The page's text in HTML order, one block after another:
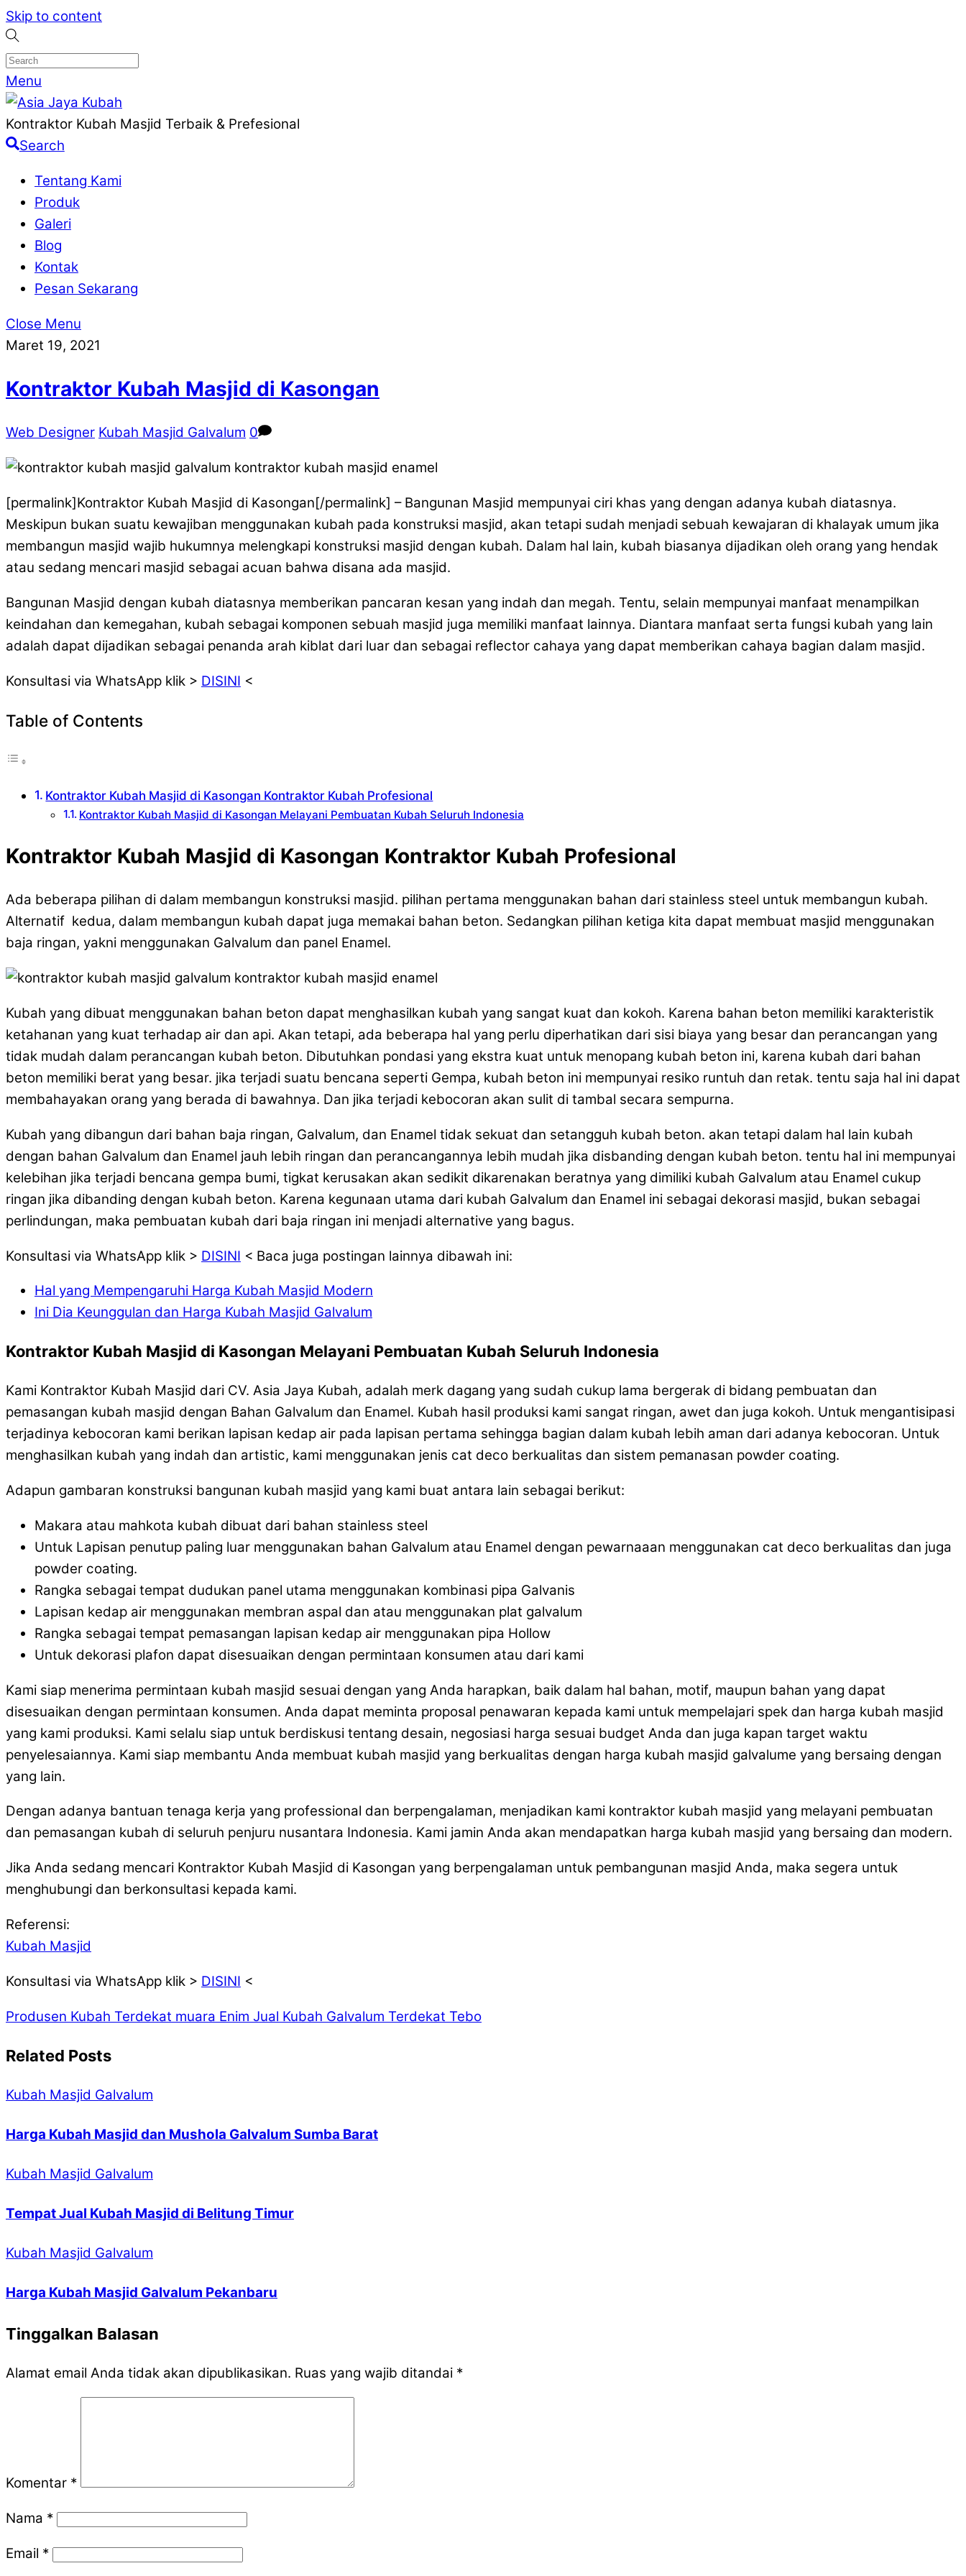
Skip to content
Menu
Kontraktor Kubah Masjid Terbaik & Prefesional
Search
Tentang Kami
Produk
Galeri
Blog
Kontak
Pesan Sekarang
Close Menu
Maret 19, 2021
Kontraktor Kubah Masjid di Kasongan
Web Designer Kubah Masjid Galvalum 0
[permalink]Kontraktor Kubah Masjid di Kasongan[/permalink] – Bangunan Masjid mempunyai ciri khas yang dengan adanya kubah diatasnya.
Meskipun bukan suatu kewajiban menggunakan kubah pada konstruksi masjid, akan tetapi sudah menjadi sebuah kewajaran di khalayak umum jika
membangun masjid wajib hukumnya melengkapi konstruksi masjid dengan kubah. Dalam hal lain, kubah biasanya dijadikan oleh orang yang hendak
atau sedang mencari masjid sebagai acuan bahwa disana ada masjid.
Bangunan Masjid dengan kubah diatasnya memberikan pancaran kesan yang indah dan megah. Tentu, selain mempunyai manfaat menampilkan
keindahan dan kemegahan, kubah sebagai komponen sebuah masjid juga memiliki manfaat lainnya. Diantara manfaat serta fungsi kubah yang lain
adalah dapat dijadikan sebagai penanda arah kiblat dari luar dan sebagai reflector cahaya yang dapat memberikan cahaya bagian dalam masjid.
Konsultasi via WhatsApp klik > DISINI <
Table of Contents
Kontraktor Kubah Masjid di Kasongan Kontraktor Kubah Profesional
Kontraktor Kubah Masjid di Kasongan Melayani Pembuatan Kubah Seluruh Indonesia
Kontraktor Kubah Masjid di Kasongan Kontraktor Kubah Profesional
Ada beberapa pilihan di dalam membangun konstruksi masjid. pilihan pertama menggunakan bahan dari stainless steel untuk membangun kubah.
Alternatif kedua, dalam membangun kubah dapat juga memakai bahan beton. Sedangkan pilihan ketiga kita dapat membuat masjid menggunakan
baja ringan, yakni menggunakan Galvalum dan panel Enamel.
Kubah yang dibuat menggunakan bahan beton dapat menghasilkan kubah yang sangat kuat dan kokoh. Karena bahan beton memiliki karakteristik
ketahanan yang kuat terhadap air dan api. Akan tetapi, ada beberapa hal yang perlu diperhatikan dari sisi biaya yang besar dan perancangan yang
tidak mudah dalam perancangan kubah beton. Dibutuhkan pondasi yang ekstra kuat untuk menopang kubah beton ini, karena kubah dari bahan
beton memiliki berat yang besar. jika terjadi suatu bencana seperti Gempa, kubah beton ini mempunyai resiko runtuh dan retak. tentu saja hal ini dapat
membahayakan orang yang berada di bawahnya. Dan jika terjadi kebocoran akan sulit di tambal secara sempurna.
Kubah yang dibangun dari bahan baja ringan, Galvalum, dan Enamel tidak sekuat dan setangguh kubah beton. akan tetapi dalam hal lain kubah
dengan bahan Galvalum dan Enamel jauh lebih ringan dan perancangannya lebih mudah jika disbanding dengan kubah beton. tentu hal ini mempunyai
kelebihan jika terjadi bencana gempa bumi, tigkat kerusakan akan sedikit dikarenakan beratnya yang dimiliki kubah Galvalum atau Enamel cukup
ringan jika dibanding dengan kubah beton. Karena kegunaan utama dari kubah Galvalum dan Enamel ini sebagai dekorasi masjid, bukan sebagai
perlindungan, maka pembuatan kubah dari baja ringan ini menjadi alternative yang bagus.
Konsultasi via WhatsApp klik > DISINI < Baca juga postingan lainnya dibawah ini:
Hal yang Mempengaruhi Harga Kubah Masjid Modern
Ini Dia Keunggulan dan Harga Kubah Masjid Galvalum
Kontraktor Kubah Masjid di Kasongan Melayani Pembuatan Kubah Seluruh Indonesia
Kami Kontraktor Kubah Masjid dari CV. Asia Jaya Kubah, adalah merk dagang yang sudah cukup lama bergerak di bidang pembuatan dan
pemasangan kubah masjid dengan Bahan Galvalum dan Enamel. Kubah hasil produksi kami sangat ringan, awet dan juga kokoh. Untuk mengantisipasi
terjadinya kebocoran kami berikan lapisan kedap air pada lapisan pertama sehingga bagian dalam kubah lebih aman dari adanya kebocoran. Untuk
menghasilkan kubah yang indah dan artistic, kami menggunakan jenis cat deco berkualitas dan sistem pemanasan powder coating.
Adapun gambaran konstruksi bangunan kubah masjid yang kami buat antara lain sebagai berikut:
Makara atau mahkota kubah dibuat dari bahan stainless steel
Untuk Lapisan penutup paling luar menggunakan bahan Galvalum atau Enamel dengan pewarnaaan menggunakan cat deco berkualitas dan juga
powder coating.
Rangka sebagai tempat dudukan panel utama menggunakan kombinasi pipa Galvanis
Lapisan kedap air menggunakan membran aspal dan atau menggunakan plat galvalum
Rangka sebagai tempat pemasangan lapisan kedap air menggunakan pipa Hollow
Untuk dekorasi plafon dapat disesuaikan dengan permintaan konsumen atau dari kami
Kami siap menerima permintaan kubah masjid sesuai dengan yang Anda harapkan, baik dalam hal bahan, motif, maupun bahan yang dapat
disesuaikan dengan permintaan konsumen. Anda dapat meminta proposal penawaran kepada kami untuk mempelajari spek dan harga kubah masjid
yang kami produksi. Kami selalu siap untuk berdiskusi tentang desain, negosiasi harga sesuai budget Anda dan juga kapan target waktu
penyelesaiannya. Kami siap membantu Anda membuat kubah masjid yang berkualitas dengan harga kubah masjid galvalume yang bersaing dengan
yang lain.
Dengan adanya bantuan tenaga kerja yang professional dan berpengalaman, menjadikan kami kontraktor kubah masjid yang melayani pembuatan
dan pemasangan kubah di seluruh penjuru nusantara Indonesia. Kami jamin Anda akan mendapatkan harga kubah masjid yang bersaing dan modern.
Jika Anda sedang mencari Kontraktor Kubah Masjid di Kasongan yang berpengalaman untuk pembangunan masjid Anda, maka segera untuk
menghubungi dan berkonsultasi kepada kami.
Referensi:
Kubah Masjid
Konsultasi via WhatsApp klik > DISINI <
Produsen Kubah Terdekat muara Enim Jual Kubah Galvalum Terdekat Tebo
Related Posts
Kubah Masjid Galvalum
Harga Kubah Masjid dan Mushola Galvalum Sumba Barat
Kubah Masjid Galvalum
Tempat Jual Kubah Masjid di Belitung Timur
Kubah Masjid Galvalum
Harga Kubah Masjid Galvalum Pekanbaru
Tinggalkan Balasan
Alamat email Anda tidak akan dipublikasikan. Ruas yang wajib ditandai *
Komentar *
Nama *
Email *